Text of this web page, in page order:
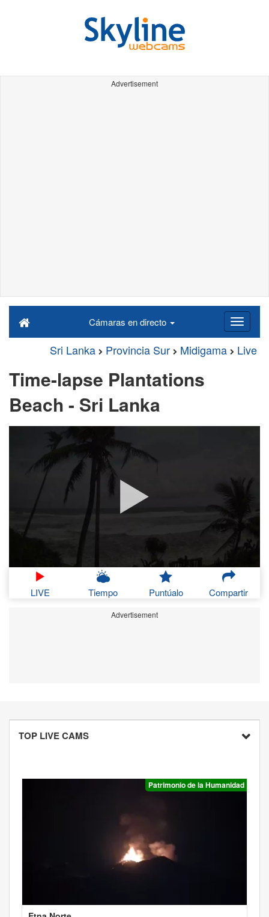
Advertisement
Cámaras en directo
Sri Lanka Provincia Sur Midigama Live
Time-lapse Plantations
Beach - Sri Lanka
LIVE Tiempo Puntúalo Compartir
Advertisement
TOP LIVE CAMS
Patrimonio de la Humanidad